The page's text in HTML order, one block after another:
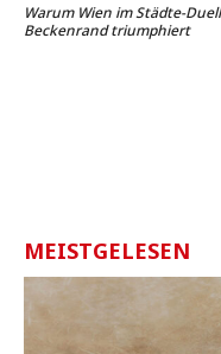
Warum Wien im Städte-
Beckenrand triumphiert
MEISTGELESEN